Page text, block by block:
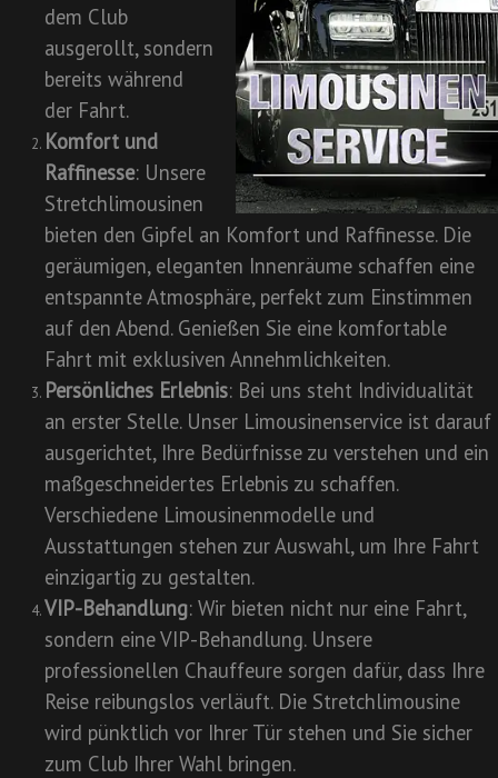
dem Club
ausgerollt, sondern
bereits während
der Fahrt.
Komfort und
Raffinesse: Unsere
Stretchlimousinen
bieten den Gipfel an Komfort und Raffinesse. Die
geräumigen, eleganten Innenräume schaffen eine
entspannte Atmosphäre, perfekt zum Einstimmen
auf den Abend. Genießen Sie eine komfortable
Fahrt mit exklusiven Annehmlichkeiten.
Persönliches Erlebnis: Bei uns steht Individualität
an erster Stelle. Unser Limousinenservice ist darauf
ausgerichtet, Ihre Bedürfnisse zu verstehen und ein
maßgeschneidertes Erlebnis zu schaffen.
Verschiedene Limousinenmodelle und
Ausstattungen stehen zur Auswahl, um Ihre Fahrt
einzigartig zu gestalten.
VIP-Behandlung: Wir bieten nicht nur eine Fahrt,
sondern eine VIP-Behandlung. Unsere
professionellen Chauffeure sorgen dafür, dass Ihre
Reise reibungslos verläuft. Die Stretchlimousine
wird pünktlich vor Ihrer Tür stehen und Sie sicher
zum Club Ihrer Wahl bringen.